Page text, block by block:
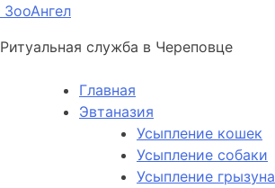
ЗооАнгел
Ритуальная служба в Череповце
Главная
Эвтаназия
Усыпление кошек
Усыпление собаки
Усыпление грызуна